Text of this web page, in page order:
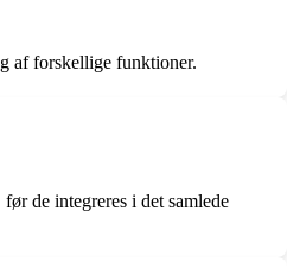
af forskellige funktioner.
de integreres i det samlede